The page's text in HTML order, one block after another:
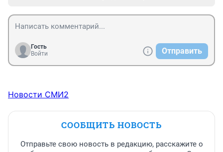
Гость
Войти
Отправить
Новости СМИ2
СООБЩИТЬ НОВОСТЬ
Отправьте свою новость в редакцию, расскажите о